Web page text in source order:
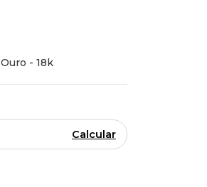
Ouro - 18k
Calcular